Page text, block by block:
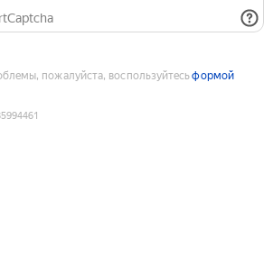
пожалуйста, воспользуйтесьформой